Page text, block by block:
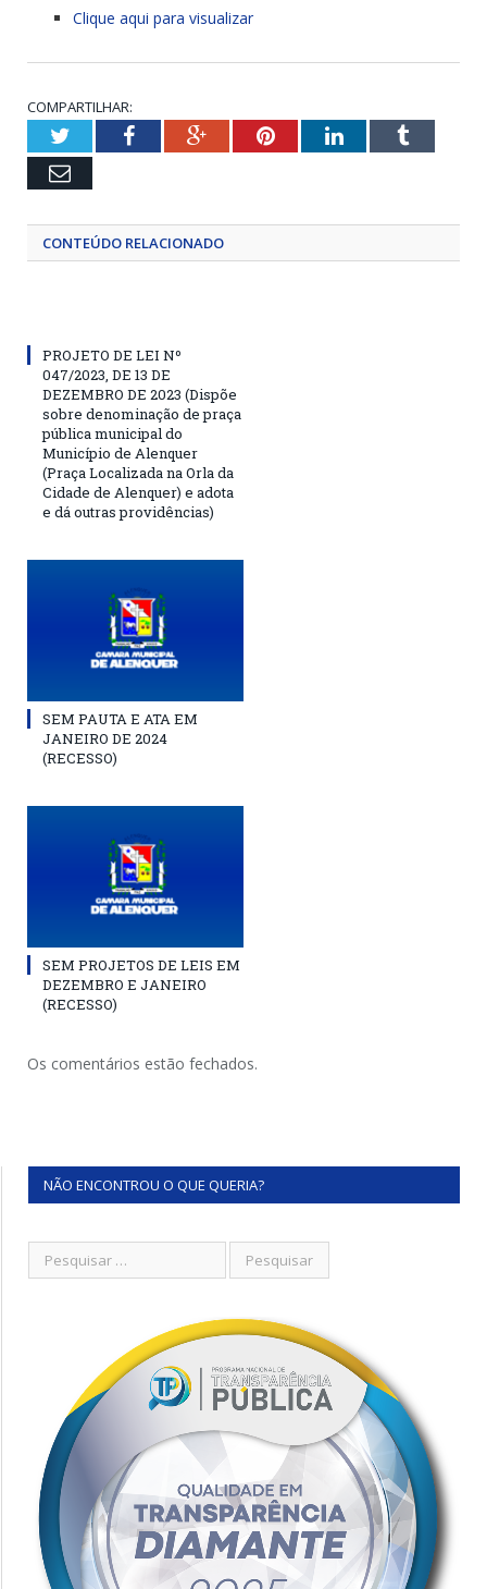
Clique aqui para visualizar
COMPARTILHAR:
TwitterFacebookGoogle+PinterestLinkedInTumblr
Email
CONTEÚDO RELACIONADO
PROJETO DE LEI Nº
047/2023, DE 13 DE
DEZEMBRO DE 2023 (Dispõe
sobre denominação de praça
pública municipal do
Município de Alenquer
(Praça Localizada na Orla da
Cidade de Alenquer) e adota
e dá outras providências)
SEM PAUTA E ATA EM
JANEIRO DE 2024
(RECESSO)
SEM PROJETOS DE LEIS EM
DEZEMBRO E JANEIRO
(RECESSO)
Os comentários estão fechados.
NÃO ENCONTROU O QUE QUERIA?